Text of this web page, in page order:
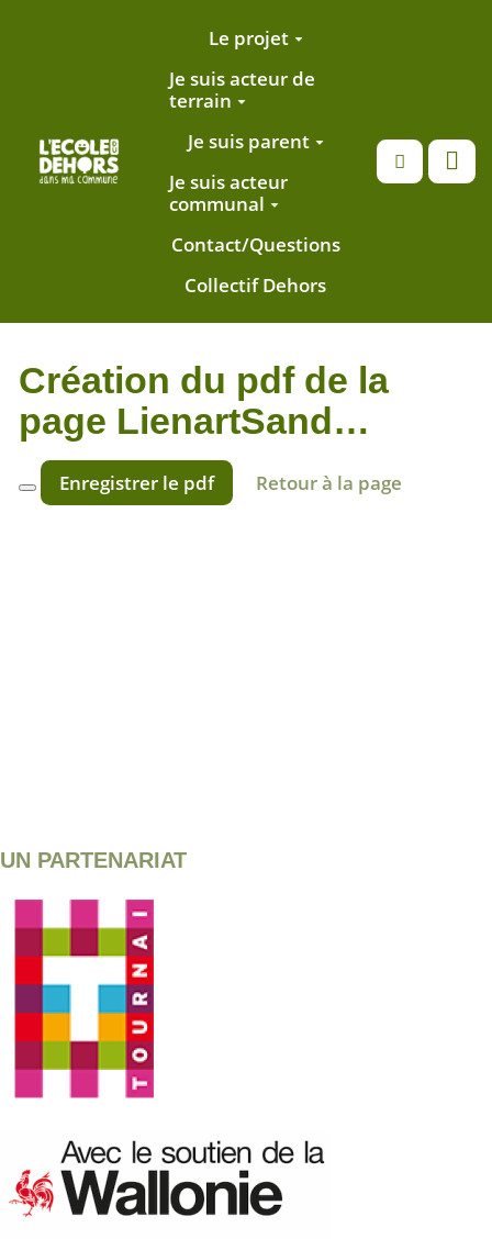
Aller au contenu principalLe projet
Je suis acteur de
terrain
Je suis parent
Je suis acteur
communal
Contact/Questions
Collectif Dehors
Création du pdf de la
page LienartSand…
Enregistrer le pdf Retour à la page
UN PARTENARIAT